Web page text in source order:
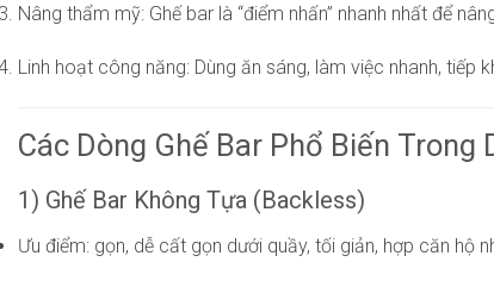
Nâng thẩm mỹ: Ghế bar là “điểm nhấn” nhanh nhất để
Linh hoạt công năng: Dùng ăn sáng, làm việc nhanh, tiếp
Các Dòng Ghế Bar Phổ Biến Trong
1) Ghế Bar Không Tựa (Backless)
Ưu điểm: gọn, dễ cất gọn dưới quầy, tối giản, hợp căn hộ